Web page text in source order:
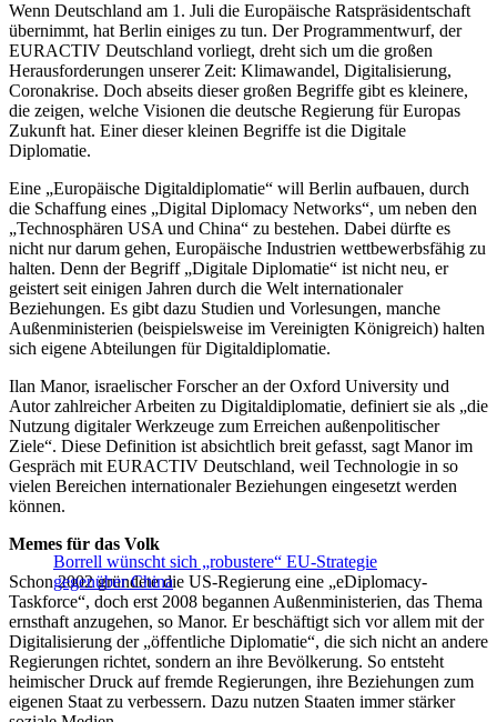
Wenn Deutschland am 1. Juli die Europäische Ratspräsidentschaft
übernimmt, hat Berlin einiges zu tun. Der Programmentwurf, der
EURACTIV Deutschland vorliegt, dreht sich um die großen
Herausforderungen unserer Zeit: Klimawandel, Digitalisierung,
Coronakrise. Doch abseits dieser großen Begriffe gibt es kleinere,
die zeigen, welche Visionen die deutsche Regierung für Europas
Zukunft hat. Einer dieser kleinen Begriffe ist die Digitale
Diplomatie.
Eine „Europäische Digitaldiplomatie“ will Berlin aufbauen, durch
die Schaffung eines „Digital Diplomacy Networks“, um neben den
„Technosphären USA und China“ zu bestehen. Dabei dürfte es
nicht nur darum gehen, Europäische Industrien wettbewerbsfähig zu
halten. Denn der Begriff „Digitale Diplomatie“ ist nicht neu, er
geistert seit einigen Jahren durch die Welt internationaler
Beziehungen. Es gibt dazu Studien und Vorlesungen, manche
Außenministerien (beispielsweise im Vereinigten Königreich) halten
sich eigene Abteilungen für Digitaldiplomatie.
Ilan Manor, israelischer Forscher an der Oxford University und
Autor zahlreicher Arbeiten zu Digitaldiplomatie, definiert sie als „die
Nutzung digitaler Werkzeuge zum Erreichen außenpolitischer
Ziele“. Diese Definition ist absichtlich breit gefasst, sagt Manor im
Gespräch mit EURACTIV Deutschland, weil Technologie in so
vielen Bereichen internationaler Beziehungen eingesetzt werden
können.
Borrell wünscht sich „robustere“ EU-Strategie
gegenüber China
Memes für das Volk
Schon 2002 gründete die US-Regierung eine „eDiplomacy-
Taskforce“, doch erst 2008 begannen Außenministerien, das Thema
ernsthaft anzugehen, so Manor. Er beschäftigt sich vor allem mit der
Digitalisierung der „öffentliche Diplomatie“, die sich nicht an andere
Regierungen richtet, sondern an ihre Bevölkerung. So entsteht
heimischer Druck auf fremde Regierungen, ihre Beziehungen zum
eigenen Staat zu verbessern. Dazu nutzen Staaten immer stärker